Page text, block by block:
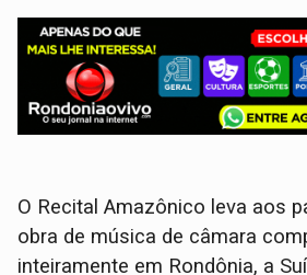
O Recital Amazônico leva aos
obra de música de câmara
inteiramente em Rondônia, a